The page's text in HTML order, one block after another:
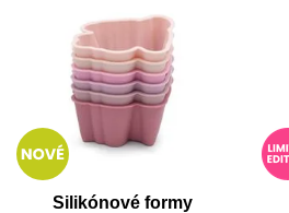
Silikónové formy